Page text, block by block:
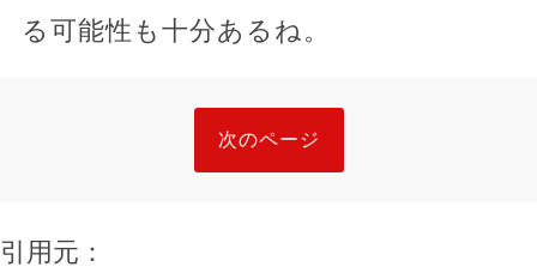
る可能性も十分あるね。
次のページ
引用元：